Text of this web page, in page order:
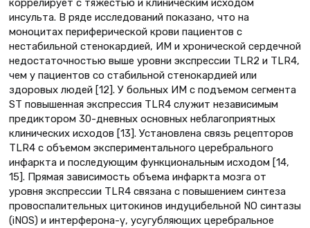
коррелирует с тяжестью и клиническим исходом
инсульта. В ряде исследований показано, что на
моноцитах периферической крови пациентов с
нестабильной стенокардией, ИМ и хронической сердечной
недостаточностью выше уровни экспрессии TLR2 и TLR4,
чем у пациентов со стабильной стенокардией или
здоровых людей [12]. У больных ИМ с подъемом сегмента
ST повышенная экспрессия TLR4 служит независимым
предиктором 30-дневных основных неблагоприятных
клинических исходов [13]. Установлена связь рецепторов
TLR4 с объемом экспериментального церебрального
инфаркта и последующим функциональным исходом [14,
15]. Прямая зависимость объема инфаркта мозга от
уровня экспрессии TLR4 связана с повышением синтеза
провоспалительных цитокинов индуцибельной NO синтазы
(iNOS) и интерферона-γ, усугубляющих церебральное